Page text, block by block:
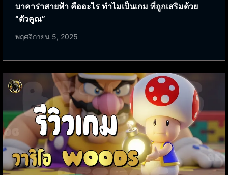
บาคาร่าสายฟ้า คืออะไร ทำไมเป็นเกม ที่ถูกเสริมด้วย
“ตัวคูณ”
พฤศจิกายน 5, 2025